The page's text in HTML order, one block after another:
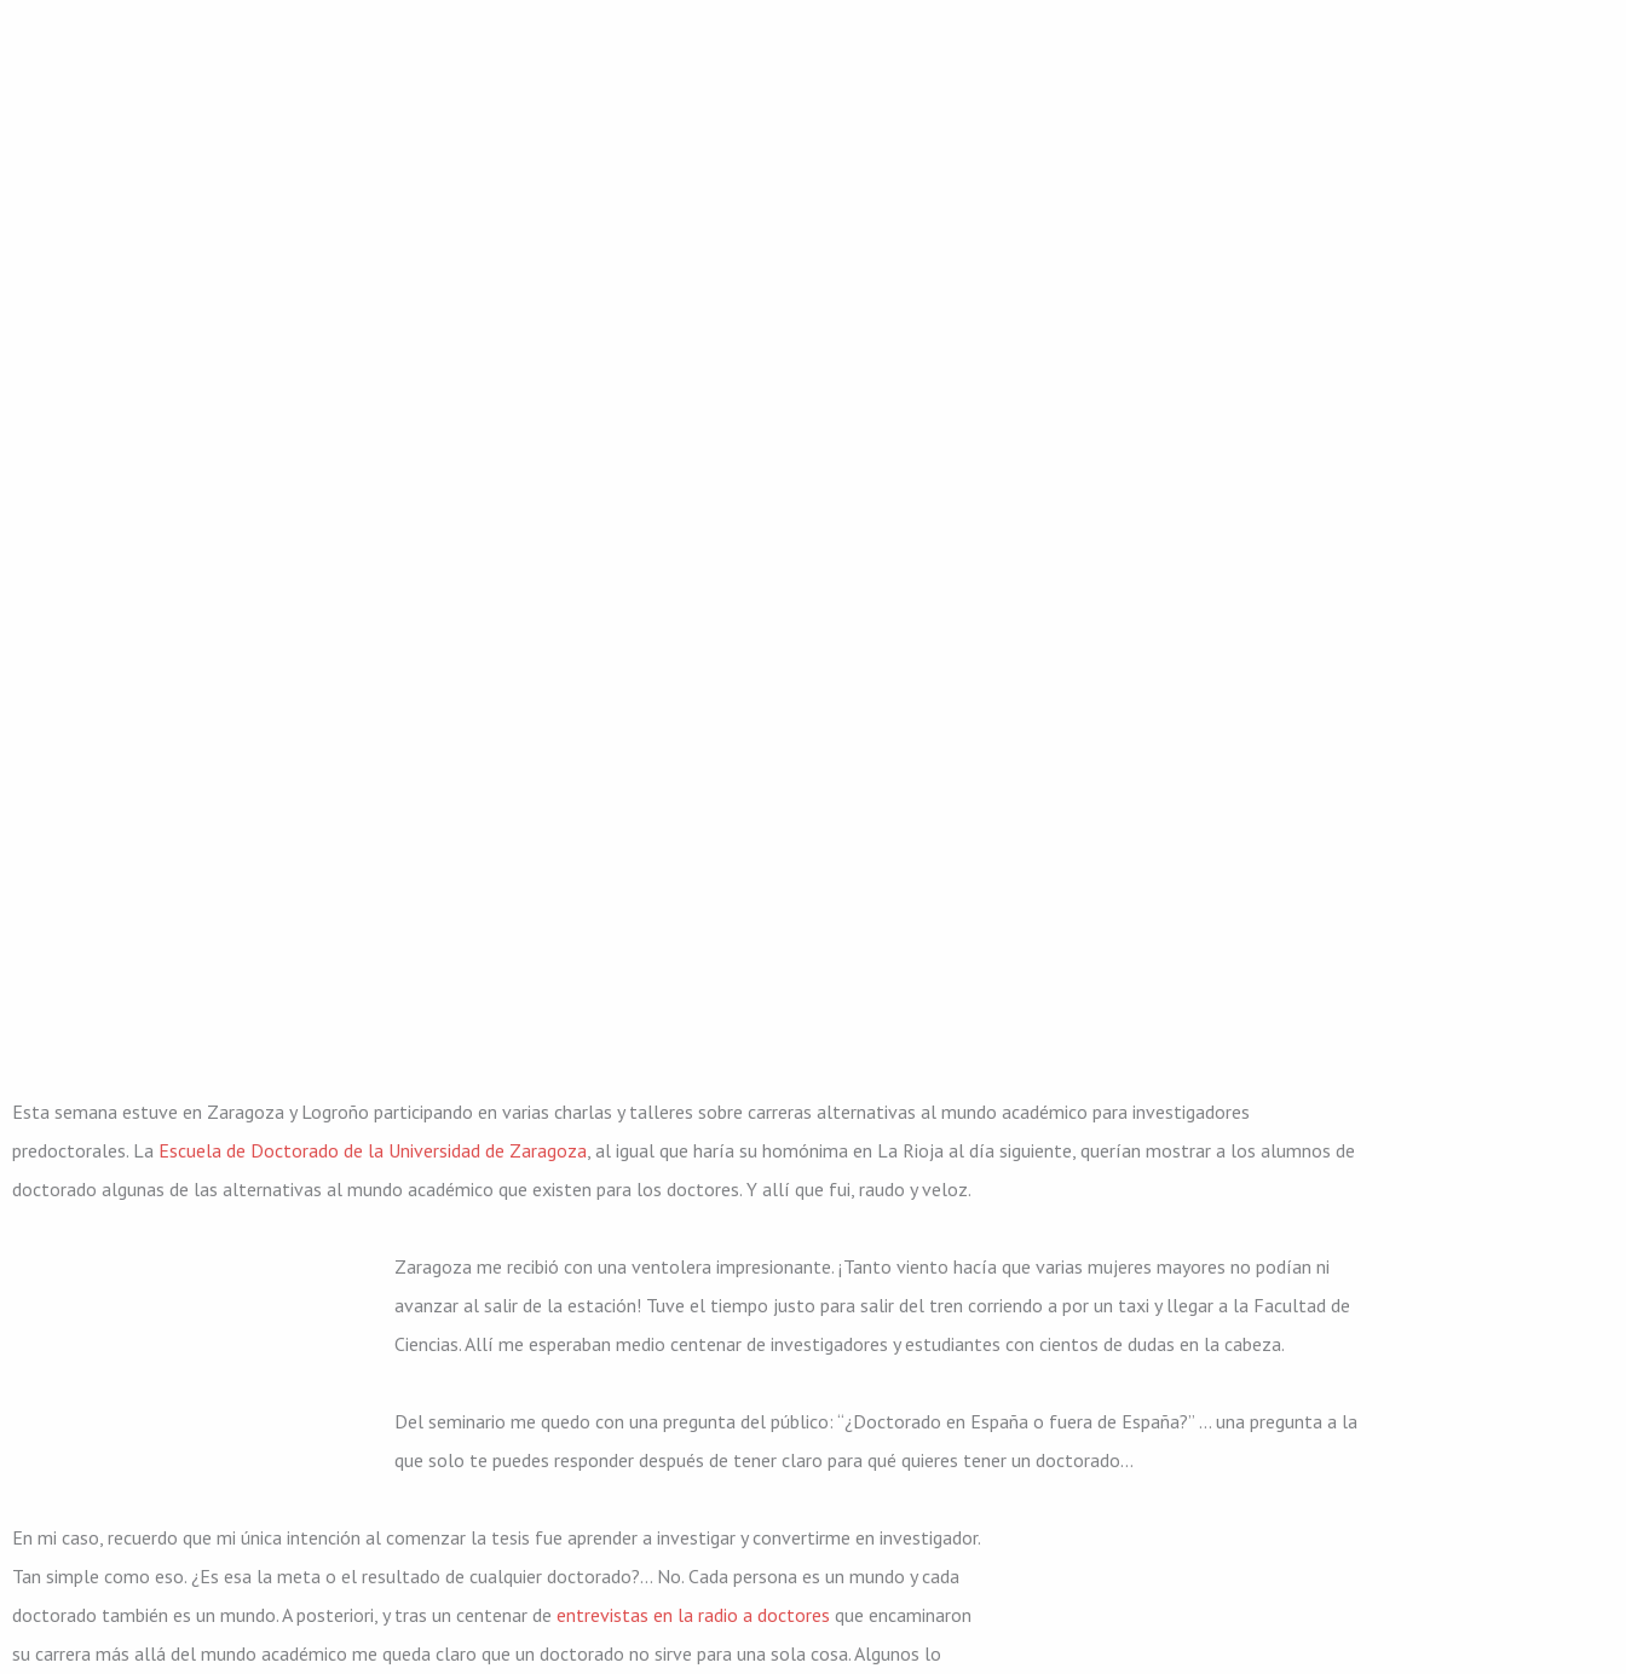
Esta semana estuve en Zaragoza y Logroño participando en varias charlas y talleres sobre carreras alternativas al mundo académico para investigadores
predoctorales. La Escuela de Doctorado de la Universidad de Zaragoza, al igual que haría su homónima en La Rioja al día siguiente, querían mostrar a los alumnos de
doctorado algunas de las alternativas al mundo académico que existen para los doctores. Y allí que fui, raudo y veloz.
Zaragoza me recibió con una ventolera impresionante. ¡Tanto viento hacía que varias mujeres mayores no podían ni
avanzar al salir de la estación! Tuve el tiempo justo para salir del tren corriendo a por un taxi y llegar a la Facultad de
Ciencias. Allí me esperaban medio centenar de investigadores y estudiantes con cientos de dudas en la cabeza.
Del seminario me quedo con una pregunta del público: “¿Doctorado en España o fuera de España?” … una pregunta a la
que solo te puedes responder después de tener claro para qué quieres tener un doctorado…
En mi caso, recuerdo que mi única intención al comenzar la tesis fue aprender a investigar y convertirme en investigador.
Tan simple como eso. ¿Es esa la meta o el resultado de cualquier doctorado?… No. Cada persona es un mundo y cada
doctorado también es un mundo. A posteriori, y tras un centenar de entrevistas en la radio a doctores que encaminaron
su carrera más allá del mundo académico me queda claro que un doctorado no sirve para una sola cosa. Algunos lo